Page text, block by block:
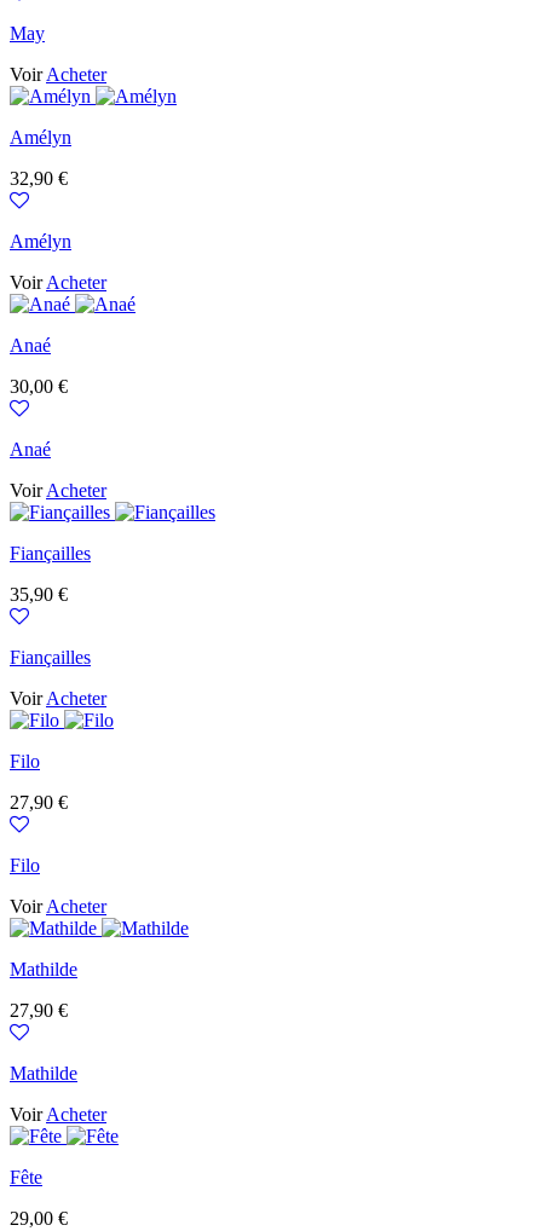
May
VoirAcheter
Amélyn
Prix
32,90 €
Amélyn
VoirAcheter
Anaé
Prix
30,00 €
Anaé
VoirAcheter
Fiançailles
Prix
35,90 €
Fiançailles
VoirAcheter
Filo
Prix
27,90 €
Filo
VoirAcheter
Mathilde
Prix
27,90 €
Mathilde
VoirAcheter
Fête
Prix
29,00 €